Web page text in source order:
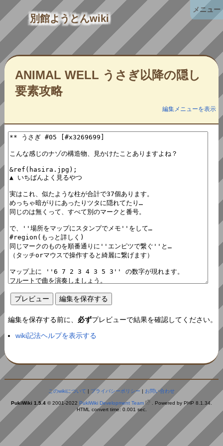
別館ようとんwiki
ANIMAL WELL うさぎ以降の隠し
要素攻略
編集メニューを表示
編集を保存する前に、 必ずプレビューで結果を確認してください。
wiki記法ヘルプを表示する
このwikiについて | プライバシーポリシー | お問い合わせ
PukiWiki 1.5.4 © 2001-2022 PukiWiki Development Team
. Powered by PHP 8.1.34.
HTML convert time: 0.001 sec.
メニュー